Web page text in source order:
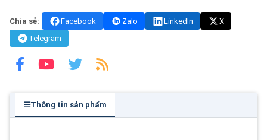
Chia sẻ: Facebook Zalo LinkedIn
X
Telegram
Thông tin sản phẩm